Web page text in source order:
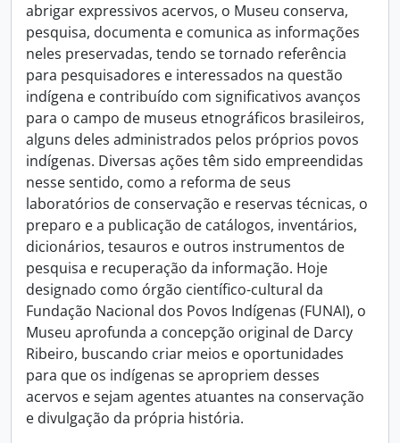
abrigar expressivos acervos, o Museu conserva,
pesquisa, documenta e comunica as informações
neles preservadas, tendo se tornado referência
para pesquisadores e interessados na questão
indígena e contribuído com significativos avanços
para o campo de museus etnográficos brasileiros,
alguns deles administrados pelos próprios povos
indígenas. Diversas ações têm sido empreendidas
nesse sentido, como a reforma de seus
laboratórios de conservação e reservas técnicas, o
preparo e a publicação de catálogos, inventários,
dicionários, tesauros e outros instrumentos de
pesquisa e recuperação da informação. Hoje
designado como órgão científico-cultural da
Fundação Nacional dos Povos Indígenas (FUNAI), o
Museu aprofunda a concepção original de Darcy
Ribeiro, buscando criar meios e oportunidades
para que os indígenas se apropriem desses
acervos e sejam agentes atuantes na conservação
e divulgação da própria história.